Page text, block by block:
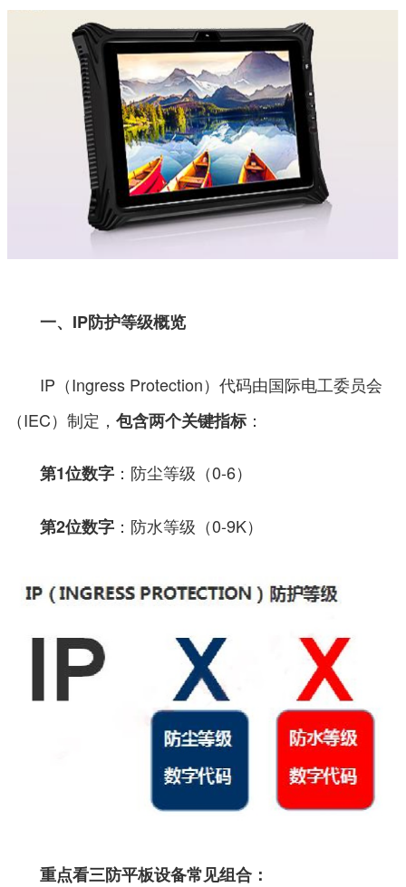
一、IP防护等级概览
IP（Ingress Protection）代码由国际电工委员会
（IEC）制定，包含两个关键指标：
第1位数字 ：防尘等级（0-6）
第2位数字 ：防水等级（0-9K）
重点看三防平板设备常见组合 ：